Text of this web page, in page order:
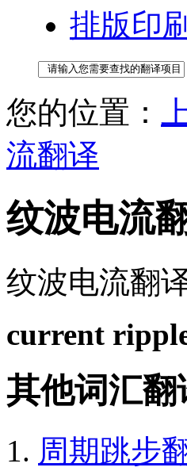
排版印刷
您的位置：
流翻译
纹波电流
纹波电流翻
current
其他词汇翻
周期跳步